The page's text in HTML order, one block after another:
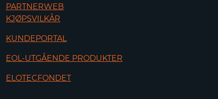
PARTNERWEB
KJØPSVILKÅR
KUNDEPORTAL
EOL-UTGÅENDE PRODUKTER
ELOTECFONDET